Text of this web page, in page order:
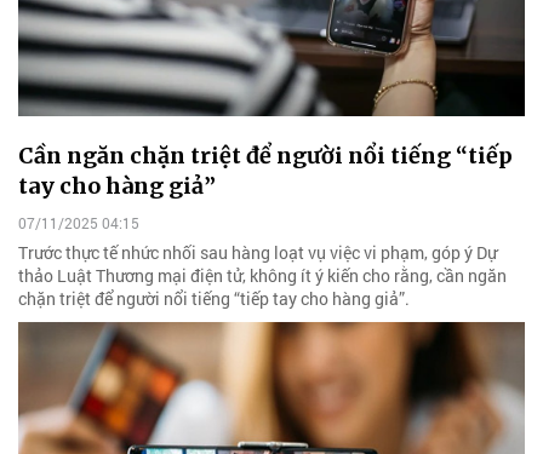
Cần ngăn chặn triệt để người nổi tiếng “tiếp
tay cho hàng giả”
07/11/2025 04:15
Trước thực tế nhức nhối sau hàng loạt vụ việc vi phạm, góp ý Dự
thảo Luật Thương mại điện tử, không ít ý kiến cho rằng, cần ngăn
chặn triệt để người nổi tiếng “tiếp tay cho hàng giả”.